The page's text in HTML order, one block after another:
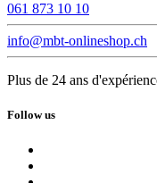
061 873 10 10
info@mbt-onlineshop.ch
Plus de 24 ans
Follow us